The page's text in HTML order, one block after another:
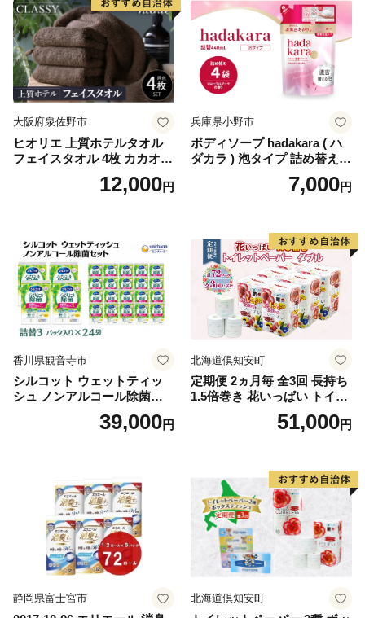
生活用品 無香料 トイレット
ペーパー ダブル といれっと
ぺーぱー トイレ クレシア ト
イレットペーパー [BDBH002
-1]
大阪府泉佐野市
ヒオリエ 上質ホテルタオル
フェイスタオル 4枚 カカオ
【タオル 泉州タオル 吸水 普
段使い 無地 シンプル 日用品
12,000円
兵庫県小野市
ボディソープ hadakara ( ハ
ダカラ ) 泡タイプ 詰め替え 4
40ml×4袋 ボディーソープ 泡
ボディソープ 泡 日用品 消耗
泡石鹸 石鹸 兵庫 兵庫県 小野
7,000円
香川県観音寺市
シルコット ウェットティッ
シュ ノンアルコール除菌詰
替（43枚×3P）×24袋 日用品
おもちゃ 拭き取り 手拭き 外
39,000円
北海道倶知安町
定期便 2ヵ月毎 全3回 長持ち
1.5倍巻き 花いっぱい トイレ
ットペーパー ダブル 45ｍ 計
72ロール 全18種 花柄 プリン
ー 消耗品 備蓄 送料無料 北海
道 倶知安町 日用品
51,000円
静岡県富士宮市 北海道倶知安町